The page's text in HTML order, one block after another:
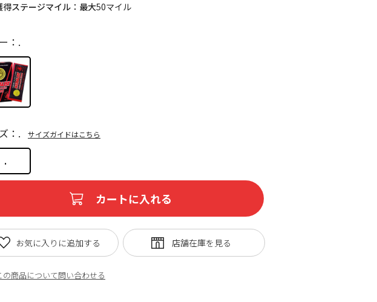
得ステージマイル：最大50マイル
：.
.
：. サイズガイドはこちら
カートに入れる
の商品について問い合わせる
お気に入りに追加する